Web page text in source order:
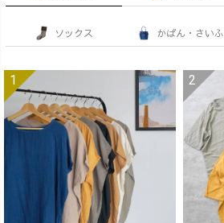
ソックス かばん・さいふ